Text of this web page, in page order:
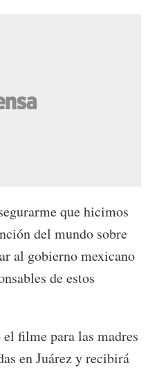
que hicimos
del mundo sobre
al gobierno mexicano
de estos
filme para las madres
en Juárez y recibirá